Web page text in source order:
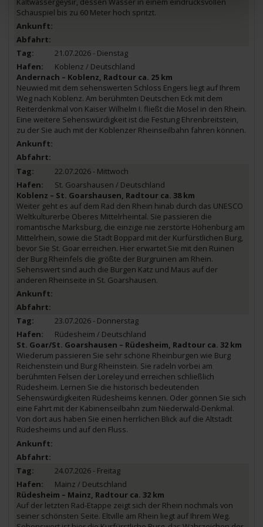
Schauspiel bis zu 60 Meter hoch spritzt.
21.07.2026 - Dienstag
Koblenz / Deutschland
Andernach – Koblenz, Radtour ca. 25 km
Neuwied mit dem sehenswerten Schloss Engers liegt auf Ihrem
Weg nach Koblenz. Am berühmten Deutschen Eck mit dem
Reiterdenkmal von Kaiser Wilhelm I. fließt die Mosel in den Rhein.
Eine weitere Sehenswürdigkeit ist die Festung Ehrenbreitstein,
zu der Sie auch mit der Koblenzer Rheinseilbahn fahren können.
22.07.2026 - Mittwoch
St. Goarshausen / Deutschland
Koblenz – St. Goarshausen, Radtour ca. 38 km
Weiter geht es auf dem Rad den Rhein hinab durch das UNESCO
Weltkulturerbe Oberes Mittelrheintal. Sie passieren die
romantische Marksburg, die einzige nie zerstörte Höhenburg am
Mittelrhein, sowie die Stadt Boppard mit der Kurfürstlichen Burg,
bevor Sie St. Goar erreichen. Hier erwartet Sie mit den Ruinen
der Burg Rheinfels die größte der Burgruinen am Rhein.
Sehenswert sind auch die Burgen Katz und Maus auf der
anderen Rheinseite in St. Goarshausen.
23.07.2026 - Donnerstag
Rüdesheim / Deutschland
St. Goar/St. Goarshausen – Rüdesheim, Radtour ca. 32 km
Wiederum passieren Sie sehr schöne Rheinburgen wie Burg
Reichenstein und Burg Rheinstein. Sie radeln vorbei am
berühmten Felsen der Loreley und erreichen schließlich
Rüdesheim. Lernen Sie die historisch bedeutenden
Sehenswürdigkeiten Rüdesheims kennen. Oder gönnen Sie sich
eine Fahrt mit der Kabinenseilbahn zum Niederwald-Denkmal.
Von dort aus haben Sie einen herrlichen Blick auf die Altstadt
Rüdesheims und auf den Fluss.
24.07.2026 - Freitag
Mainz / Deutschland
Rüdesheim – Mainz, Radtour ca. 32 km
Auf der letzten Rad-Etappe zeigt sich der Rhein nochmals von
seiner schönsten Seite. Eltville am Rhein liegt auf Ihrem Weg.